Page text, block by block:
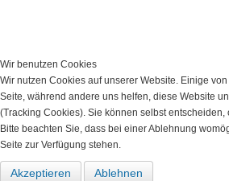
Wir benutzen Cookies
Wir nutzen Cookies auf unserer Website. Einige
Seite, während andere uns helfen, diese Website
(Tracking Cookies). Sie können selbst
Bitte beachten Sie, dass bei einer Ablehnung
Seite zur Verfügung stehen.
Akzeptieren Ablehnen